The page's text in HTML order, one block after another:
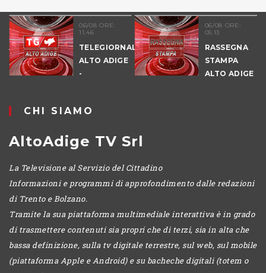
06/08 ORE:
11.46
TELEGIORNALE
ALTO ADIGE
-
06/08 ORE:
05.13
RASSEGNA
STAMPA
ALTO ADIGE
CHI SIAMO
AltoAdige TV Srl
La Televisione al Servizio del Cittadino
Informazioni e programmi di approfondimento dalle redazioni
di Trento e Bolzano.
Tramite la sua piattaforma multimediale interattiva è in grado
di trasmettere contenuti sia propri che di terzi, sia in alta che
bassa definizione, sulla tv digitale terrestre, sul web, sul mobile
(piattaforma Apple e Android) e su bacheche digitali (totem o